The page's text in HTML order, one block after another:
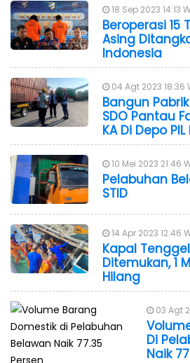
18 Sep 2023 14:13
Beroperasi 15
Asing
Indonesia
04 Agt 2023 18:36
Bangun Pabrik
SDO Pantau
KA Di Depo
10 Mei 2023 21:46
Pelabuhan
STID
14 Apr 2023 12:46
Kapal
Ditemukan, 1
Hilang
03 Agt
Di
Naik